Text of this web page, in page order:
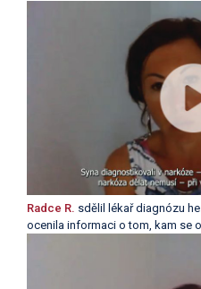
Radce R. sdělil lékař diagnózu
ocenila informaci o tom, kam se